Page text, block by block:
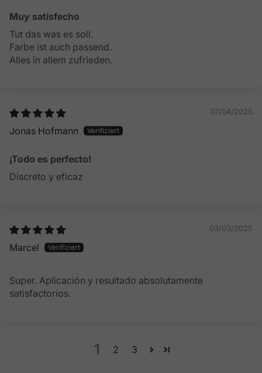
Muy satisfecho
Tut das was es soll.
Farbe ist auch passend.
Alles in allem zufrieden.
07/04/2025
Jonas Hofmann
¡Todo es perfecto!
Discreto y eficaz
03/03/2025
Marcel
Super. Aplicación y resultado absolutamente
satisfactorios.
1 2 3